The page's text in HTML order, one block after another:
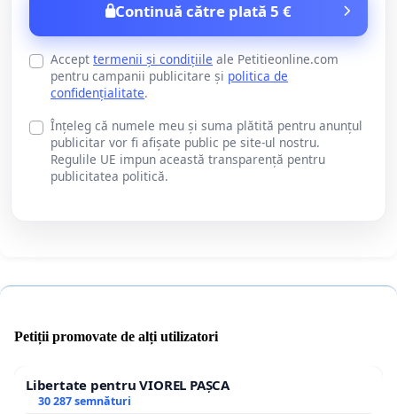
Continuă către plată 5 €
Accept termenii și condițiile ale Petitieonline.com
pentru campanii publicitare și politica de
confidențialitate.
Înțeleg că numele meu și suma plătită pentru anunțul
publicitar vor fi afișate public pe site-ul nostru.
Regulile UE impun această transparență pentru
publicitatea politică.
Petiții promovate de alți utilizatori
Libertate pentru VIOREL PAȘCA
30 287 semnături